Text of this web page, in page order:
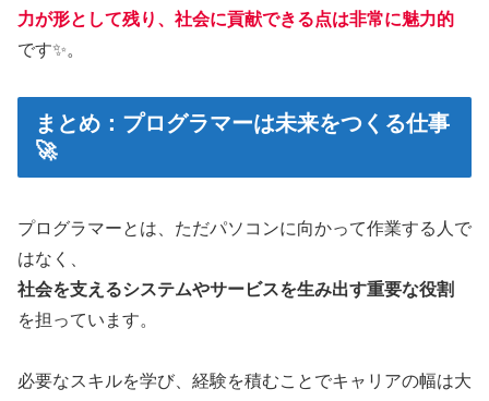
力が形として残り、社会に貢献できる点は非常に魅力的
です✨。
まとめ：プログラマーは未来をつくる仕事
🚀
プログラマーとは、ただパソコンに向かって作業する人で
はなく、
社会を支えるシステムやサービスを生み出す重要な役割
を担っています。
必要なスキルを学び、経験を積むことでキャリアの幅は大